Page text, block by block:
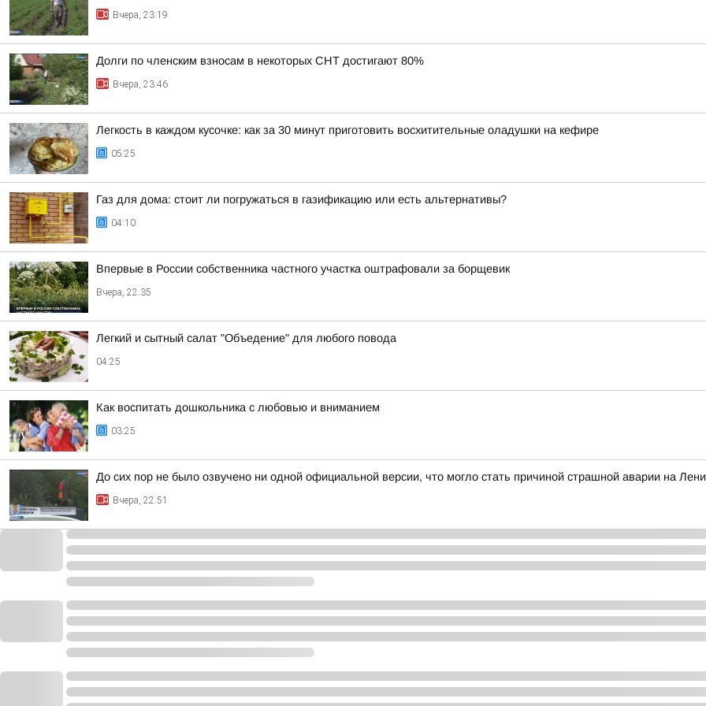
Вчера, 23:19
Долги по членским взносам в некоторых СНТ достигают 80%
Вчера, 23:46
Легкость в каждом кусочке: как за 30 минут приготовить восхитительные оладушки на кефире
05:25
Газ для дома: стоит ли погружаться в газификацию или есть альтернативы?
04:10
Впервые в России собственника частного участка оштрафовали за борщевик
Вчера, 22:35
Легкий и сытный салат "Объедение" для любого повода
04:25
Как воспитать дошкольника с любовью и вниманием
03:25
До сих пор не было озвучено ни одной официальной версии, что могло стать причиной страшной аварии на
Вчера, 22:51